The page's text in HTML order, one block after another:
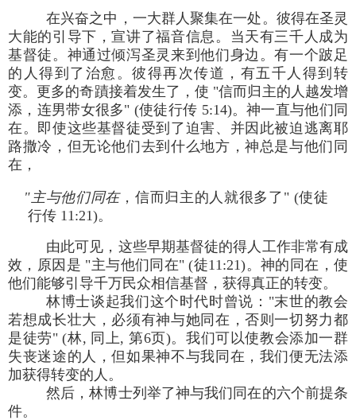
在兴奋之中，一大群人聚集在一处。彼得在圣灵
大能的引导下，宣讲了福音信息。当天有三千人成为
基督徒。神通过倾泻圣灵来到他们身边。有一个跛足
的人得到了治愈。彼得再次传道，有五千人得到转
变。更多的奇蹟接着发生了，使 "信而归主的人越发增
添，连男带女很多" (使徒行传 5:14)。神一直与他们同
在。即使这些基督徒受到了迫害、并因此被迫逃离耶
路撒冷，但无论他们去到什么地方，神总是与他们同
在，
"主与他们同在，信而归主的人就很多了" (使徒
行传 11:21)。
由此可见，这些早期基督徒的得人工作非常有成
效，原因是 "主与他们同在" (徒11:21)。神的同在，使
他们能够引导千万民众相信基督，获得真正的转变。
林博士谈起我们这个时代时曾说："末世的教会
若想成长壮大，必须有神与她同在，否则一切努力都
是徒劳" (林, 同上, 第6页)。我们可以使教会添加一群
失丧迷途的人，但如果神不与我同在，我们便无法添
加获得转变的人。
然后，林博士列举了神与我们同在的六个前提条
件。